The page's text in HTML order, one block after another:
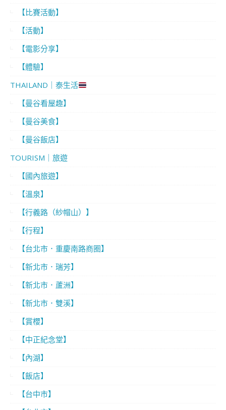
【比賽活動】
【活動】
【電影分享】
【體驗】
THAILAND｜泰生活
【曼谷看屋趣】
【曼谷美食】
【曼谷飯店】
TOURISM｜旅遊
【國內旅遊】
【溫泉】
【行義路（紗帽山）】
【行程】
【台北市．重慶南路商圈】
【新北市．瑞芳】
【新北市．蘆洲】
【新北市．雙溪】
【賞櫻】
【中正紀念堂】
【內湖】
【飯店】
【台中市】